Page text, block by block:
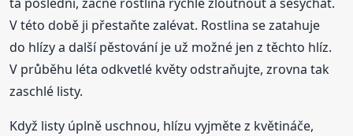
V této době ji přestaňte zalévat. Rostlina se zatahuje
do hlízy a další pěstování je už možné jen z těchto hlíz.
V průběhu léta odkvetlé květy odstraňujte, zrovna tak
zaschlé listy.
Když listy úplně uschnou, hlízu vyjměte z květináče,